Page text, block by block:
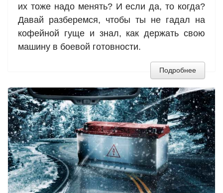
их тоже надо менять? И если да, то когда?
Давай разберемся, чтобы ты не гадал на
кофейной гуще и знал, как держать свою
машину в боевой готовности.
Подробнее